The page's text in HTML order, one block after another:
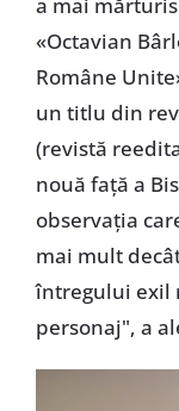
«Octavian
Române
un titlu din
(revistă
nouă față a
observația
mai mult
întregului exil
personaj", a